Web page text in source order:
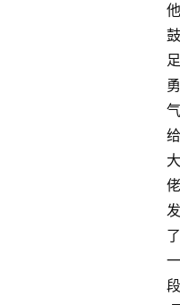
他
鼓
足
勇
气
给
大
佬
发
了
一
段